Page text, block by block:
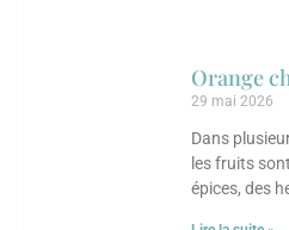
Orange
29 mai 2026
Dans
les fruits
épices, des